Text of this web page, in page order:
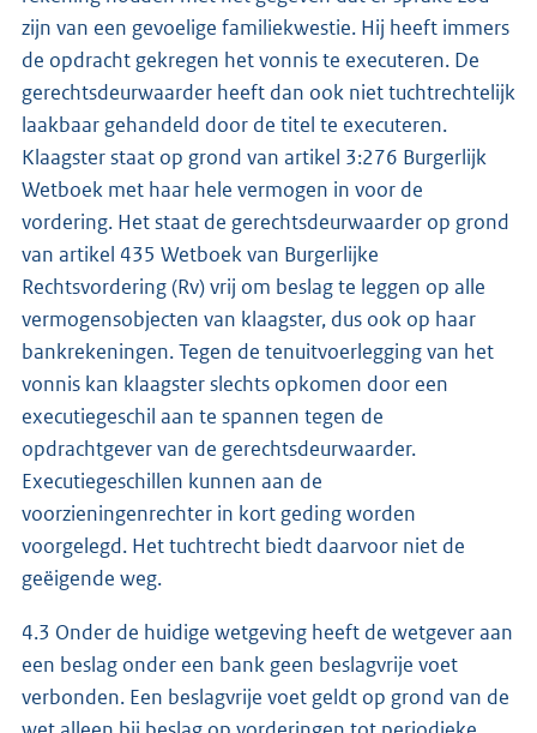
zijn van een gevoelige familiekwestie. Hij heeft immers
de opdracht gekregen het vonnis te executeren. De
gerechtsdeurwaarder heeft dan ook niet tuchtrechtelijk
laakbaar gehandeld door de titel te executeren.
Klaagster staat op grond van artikel 3:276 Burgerlijk
Wetboek met haar hele vermogen in voor de
vordering. Het staat de gerechtsdeurwaarder op grond
van artikel 435 Wetboek van Burgerlijke
Rechtsvordering (Rv) vrij om beslag te leggen op alle
vermogensobjecten van klaagster, dus ook op haar
bankrekeningen. Tegen de tenuitvoerlegging van het
vonnis kan klaagster slechts opkomen door een
executiegeschil aan te spannen tegen de
opdrachtgever van de gerechtsdeurwaarder.
Executiegeschillen kunnen aan de
voorzieningenrechter in kort geding worden
voorgelegd. Het tuchtrecht biedt daarvoor niet de
geëigende weg.
4.3 Onder de huidige wetgeving heeft de wetgever aan
een beslag onder een bank geen beslagvrije voet
verbonden. Een beslagvrije voet geldt op grond van de